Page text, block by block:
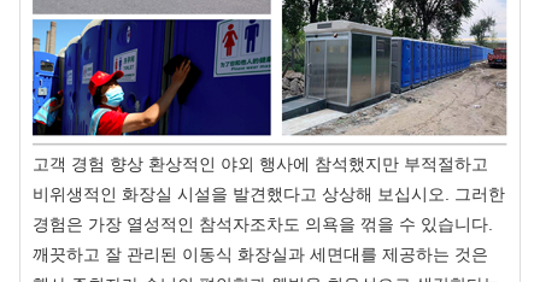
고객 경험 향상 환상적인 야외 행사에 참석했지만 부적절하고
비위생적인 화장실 시설을 발견했다고 상상해 보십시오. 그러한
경험은 가장 열성적인 참석자조차도 의욕을 꺾을 수 있습니다.
깨끗하고 잘 관리된 이동식 화장실과 세면대를 제공하는 것은